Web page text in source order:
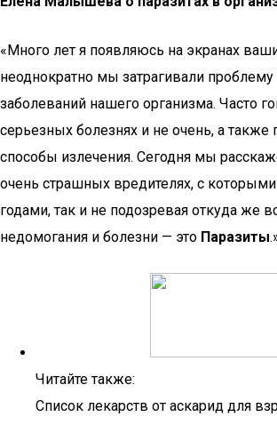
«Много лет я появляюсь на экранах
неоднократно мы затрагивали
заболеваний нашего организма. Часто
серьезных болезнях и не очень, а также
способы излечения. Сегодня мы
очень страшных вредителях, с
годами, так и не подозревая откуда же
недомогания и болезни — это Паразиты
Читайте также:
Список лекарств от аскарид для